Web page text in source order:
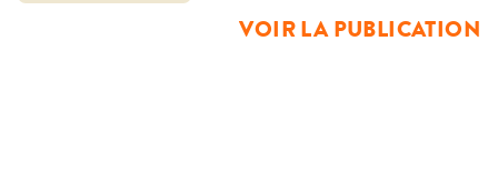
VOIR LA PUBLICATION